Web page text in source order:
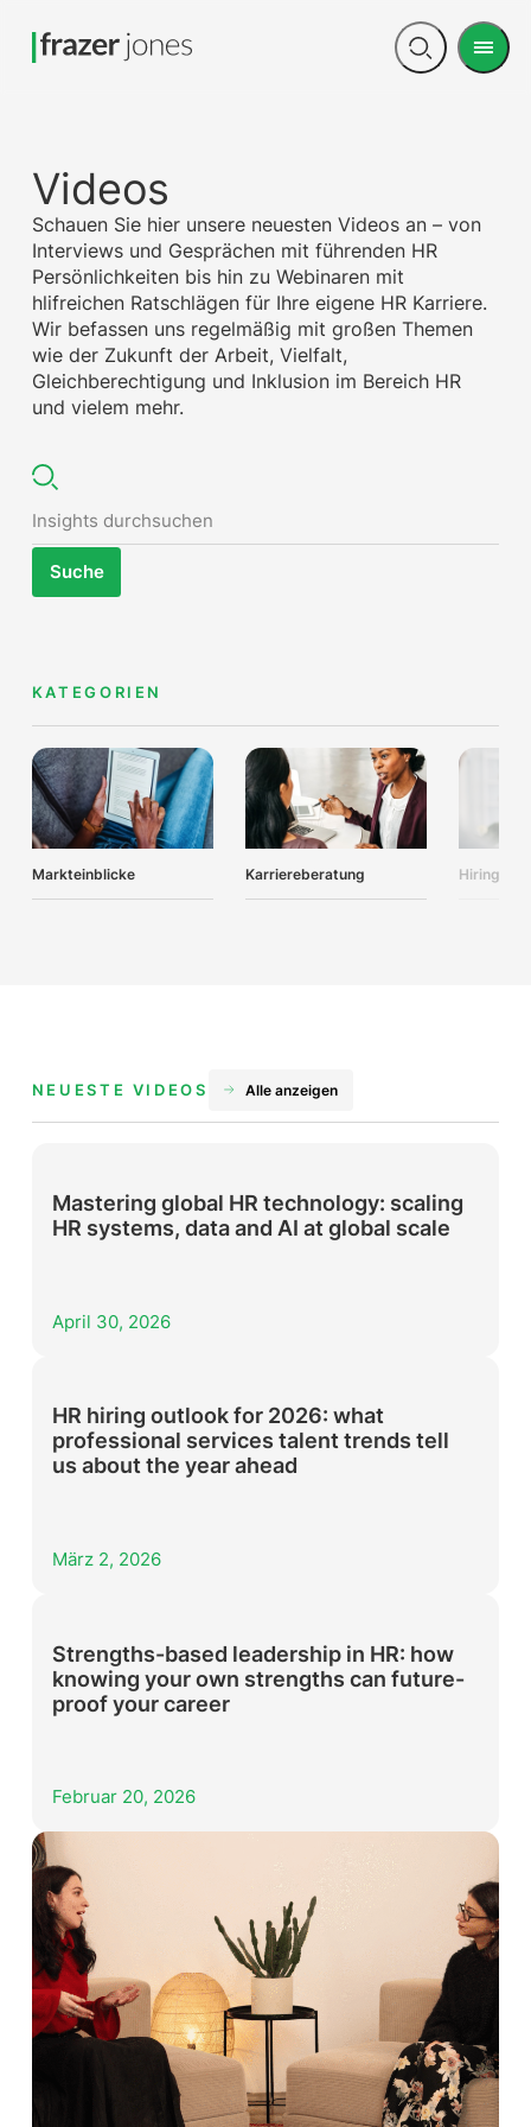
Open
Menu
Videos
Schauen Sie hier unsere neuesten Videos an – von
Interviews und Gesprächen mit führenden HR
Persönlichkeiten bis hin zu Webinaren mit
hlifreichen Ratschlägen für Ihre eigene HR Karriere.
Wir befassen uns regelmäßig mit großen Themen
wie der Zukunft der Arbeit, Vielfalt,
Gleichberechtigung und Inklusion im Bereich HR
und vielem mehr.
Suche
KATEGORIEN
Markteinblicke Karriereberatung Hiring
NEUESTE VIDEOS Alle anzeigen
Mastering global HR technology: scaling
HR systems, data and AI at global scale
April 30, 2026
HR hiring outlook for 2026: what
professional services talent trends tell
us about the year ahead
März 2, 2026
Strengths-based leadership in HR: how
knowing your own strengths can future-
proof your career
Februar 20, 2026